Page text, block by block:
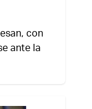
con
ante la